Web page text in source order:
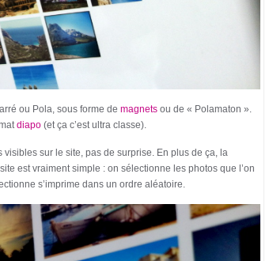
ou Pola, sous forme demagnets ou de « Polamaton ».
diapo (et ça c’est ultra classe).
visibles sur le site, pas de surprise. En plus de ça, la
est vraiment simple : on sélectionne les photos que l’on
s’imprime dans un ordre aléatoire.